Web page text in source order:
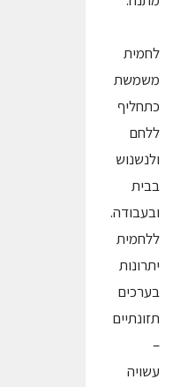
לחמית
משמשת
כתחליף
ללחם
ולנשנוש
בבית
ובעבודה.
ללחמית
יתרונות
בערכים
תזונתיים
–
עשויה